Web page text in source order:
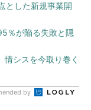
とした新規事業開
％が陥る失敗と隠
シスを今取り巻く
by